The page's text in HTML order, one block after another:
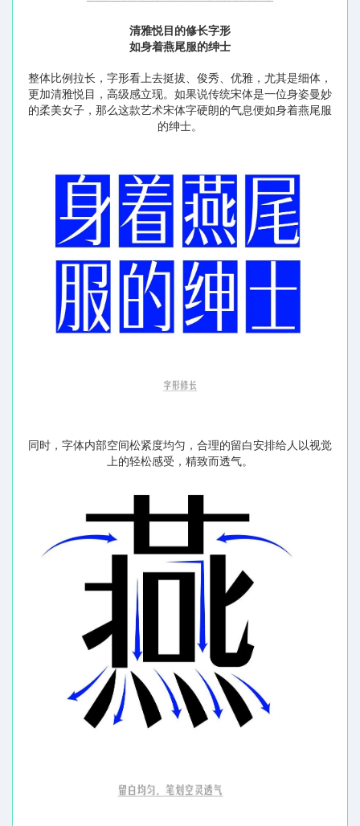
清雅悦目的修长字形
如身着燕尾服的绅士
整体比例拉长，字形看上去挺拔、俊秀、优雅，尤其是细体，
更加清雅悦目，高级感立现。如果说传统宋体是一位身姿曼妙
的柔美女子，那么这款艺术宋体字硬朗的气息便如身着燕尾服
的绅士。
同时，字体内部空间松紧度均匀，合理的留白安排给人以视觉
上的轻松感受，精致而透气。